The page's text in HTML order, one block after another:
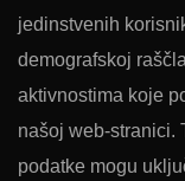
jedinstvenih
demografskoj
aktivnostima koje
našoj web-stranici.
podatke mogu